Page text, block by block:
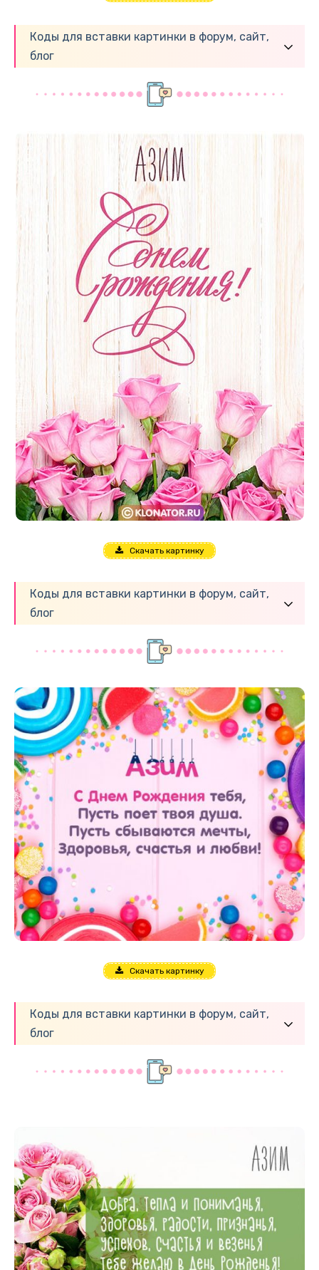
Коды для вставки картинки в форум, сайт,
блог
Скачать картинку
Коды для вставки картинки в форум, сайт,
блог
Скачать картинку
Коды для вставки картинки в форум, сайт,
блог